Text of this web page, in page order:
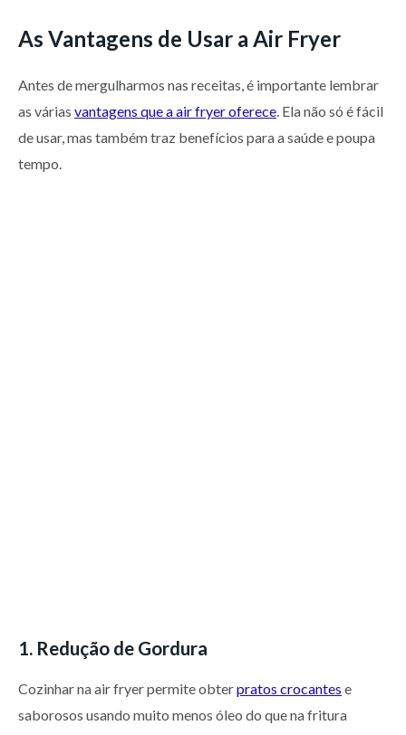
As Vantagens de Usar a Air Fryer
Antes de mergulharmos nas receitas, é importante lembrar
as várias vantagens que a air fryer oferece. Ela não só é fácil
de usar, mas também traz benefícios para a saúde e poupa
tempo.
1. Redução de Gordura
Cozinhar na air fryer permite obterpratos crocantes e
saborosos usando muito menos óleo do que na fritura